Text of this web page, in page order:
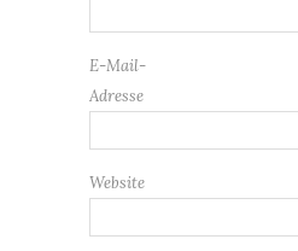
E-Mail-
Adresse
Website